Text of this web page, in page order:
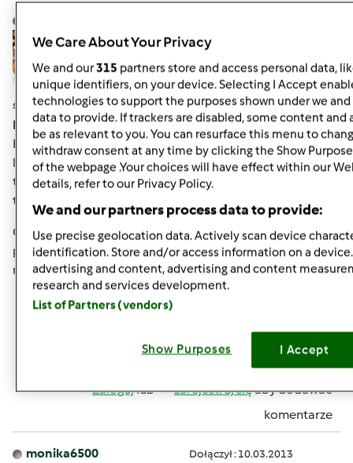
śr., 10/02/2013 - 01:53
#7
Koralinka wrote:
Przydają? Są niezastąpione!!! Dla takich osób jak ja z
lewymi rączkami do gotowania i bez wyobraźni kulinarnej
to super rozwiązanie. Zwłaszcza, kiedy jest pokazane jak
to zrobić a nie sam efekt końcowy.
Oczywiście wszystkim udzielającym się na wątku
przesyłam podziękowania. No i nie mogę sie doczekać
rogalików. Ale to dopiero w sobotę
I jak Karolinko , działałaś z rogalikami ?
Góra strony
Zalogujlub zarejestruj sięaby dodawać
komentarze
monika6500 Dołączył : 10.03.2013
We Care About Your Privacy
We and our315 partners store and access personal data,
unique identifiers, on your device. Selecting I Accept
technologies to support the purposes shown under we
data to provide. If trackers are disabled, some content and
be as relevant to you. You can resurface this menu to
withdraw consent at any time by clicking the Show
of the webpage .Your choices will have effect within our
details, refer to our Privacy Policy.
We and our partners process data to provide:
Use precise geolocation data. Actively scan device
identification. Store and/or access information on a
advertising and content, advertising and content
research and services development.
List of Partners (vendors)
Show Purposes I Accept